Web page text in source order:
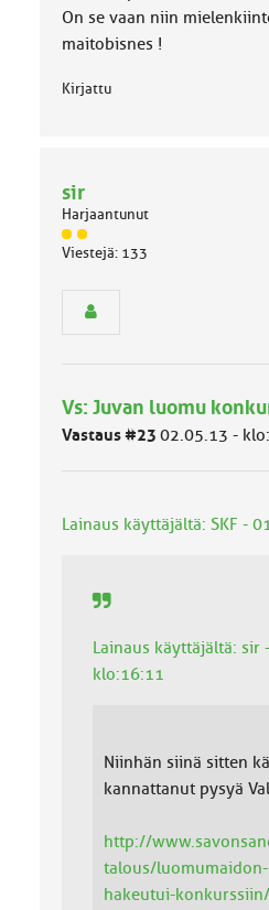
On se vaan niin
maitobisnes !
Kirjattu
sir
Harjaantunut
J
ä
m
ä
k
Viestejä: 133
Vs: Juvan luomu
Vastaus #23 02.05.13 -
Lainaus käyttäjältä: SKF -
Lainaus käyttäjältä: sir
klo:16:11
Niinhän siinä sitten
kannattanut pysyä
http://
talous/
hakeutui-